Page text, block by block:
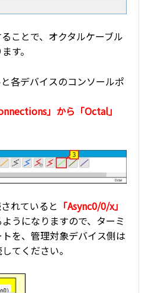
ことで、オクタルケーブル
す。
各デバイスのコンソールポ
」から「Octal」
れていると 「Async0/0/x」
うになりますので、ターミ
を、管理対象デバイス側は
てください。